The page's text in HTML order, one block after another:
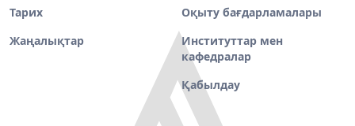
Тарих
Жаңалықтар
Оқыту бағдарламалары
Институттар мен
кафедралар
Қабылдау